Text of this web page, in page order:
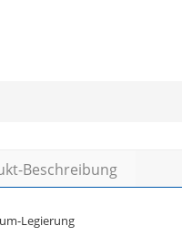
Beschreibung
Legierung